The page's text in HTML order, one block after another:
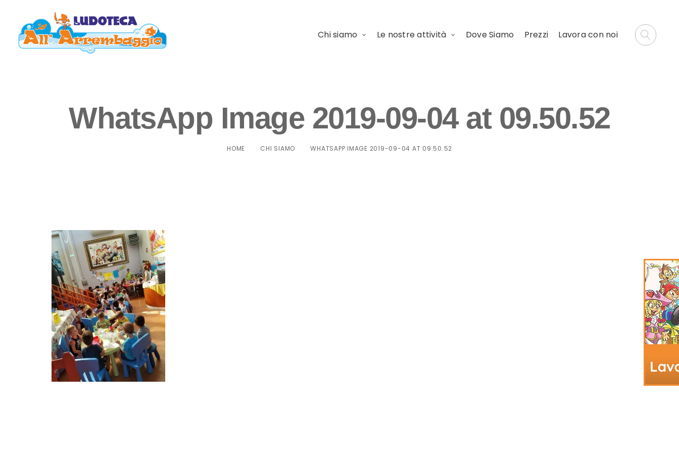
Chi siamo Le nostre attività Dove Siamo Prezzi Lavora con noi
WhatsApp Image 2019-09-04 at 09.50.52
HOME CHI SIAMO WHATSAPP IMAGE 2019-09-04 AT 09.50.52